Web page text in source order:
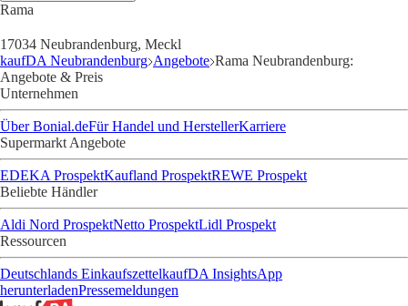
Rama
17034 Neubrandenburg, Meckl
kaufDA Neubrandenburg Angebote Rama Neubrandenburg:
Angebote & Preis
Unternehmen
Über Bonial.deFür Handel und HerstellerKarriere
Supermarkt Angebote
EDEKA ProspektKaufland ProspektREWE Prospekt
Beliebte Händler
Aldi Nord ProspektNetto ProspektLidl Prospekt
Ressourcen
Deutschlands EinkaufszettelkaufDA InsightsApp
herunterladenPressemeldungen